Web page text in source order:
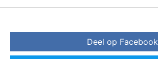
Deel op Facebook